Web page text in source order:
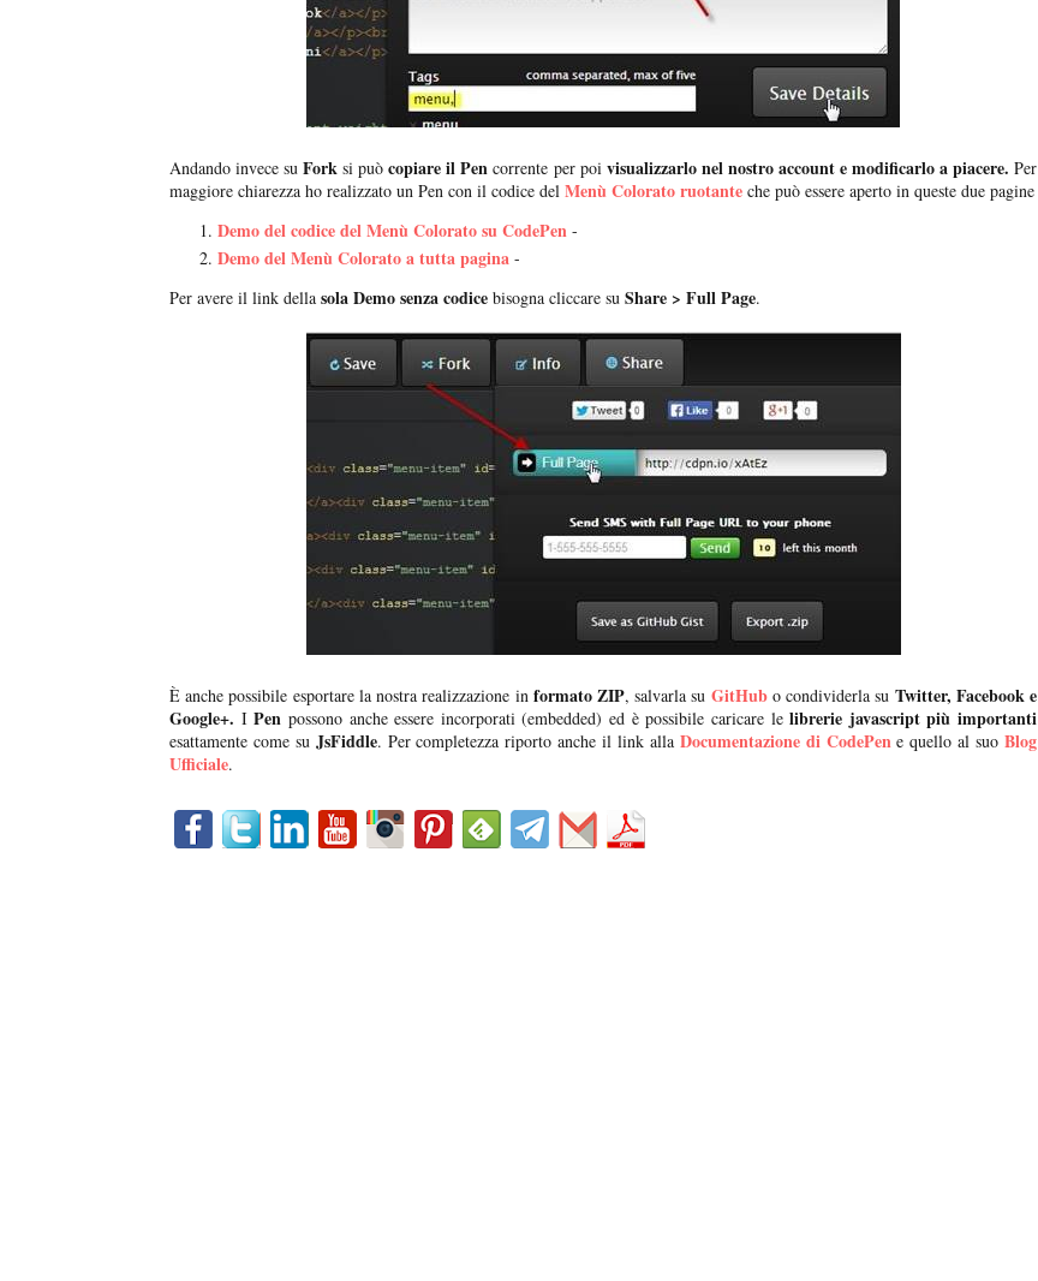
Andando invece su Fork si puòcopiare il Pen corrente per poi visualizzarlo nel nostro account e modificarlo a piacere. Per
maggiore chiarezza ho realizzato un Pen con il codice del Menù Colorato ruotante che può essere aperto in queste due pagine
Demo del codice del Menù Colorato su CodePen -
Demo del Menù Colorato a tutta pagina -
Per avere il link della sola Demo senza codice bisogna cliccare su Share > Full Page.
È anche possibile esportare la nostra realizzazione in formato ZIP, salvarla su GitHubo condividerla su Twitter, Facebook e
Google+. IPen possono anche essere incorporati (embedded) ed è possibile caricare lelibrerie javascript più importanti
esattamente come su JsFiddle. Per completezza riporto anche il link alla Documentazione di CodePen e quello al suoBlog
Ufficiale.